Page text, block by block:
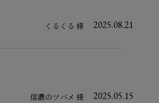
くるくる 様 2025.08.21
信濃のツバメ 様 2025.05.15